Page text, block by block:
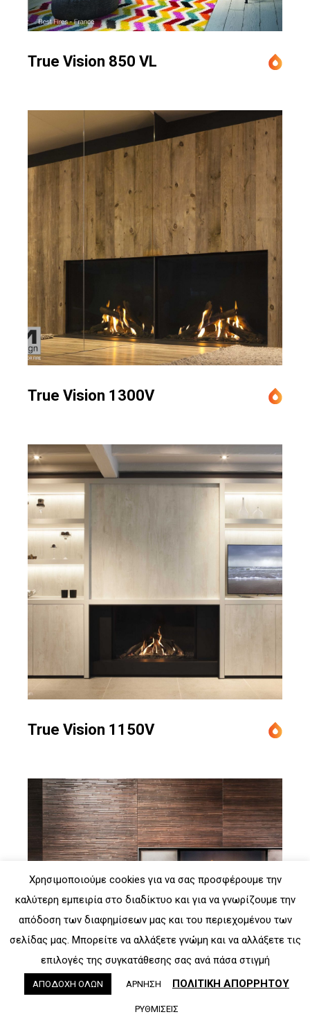
True Vision 850 VL
True Vision 1300V
True Vision 1150V
Χρησιμοποιούμε cookies για να σας προσφέρουμε την
καλύτερη εμπειρία στο διαδίκτυο και για να γνωρίζουμε την
απόδοση των διαφημίσεων μας και του περιεχομένου των
σελίδας μας. Μπορείτε να αλλάξετε γνώμη και να αλλάξετε τις
επιλογές της συγκατάθεσης σας ανά πάσα στιγμή
ΑΠΟΔΟΧΗ ΟΛΩΝ ΑΡΝΗΣΗ ΠΟΛΙΤΙΚΗ ΑΠΟΡΡΗΤΟΥ
ΡΥΘΜΙΣΕΙΣ